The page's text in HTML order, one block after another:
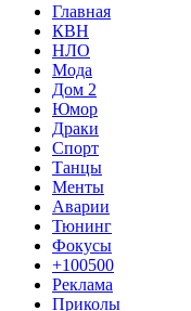
Главная
КВН
НЛО
Мода
Дом 2
Юмор
Драки
Спорт
Танцы
Менты
Аварии
Тюнинг
Фокусы
+100500
Реклама
Приколы